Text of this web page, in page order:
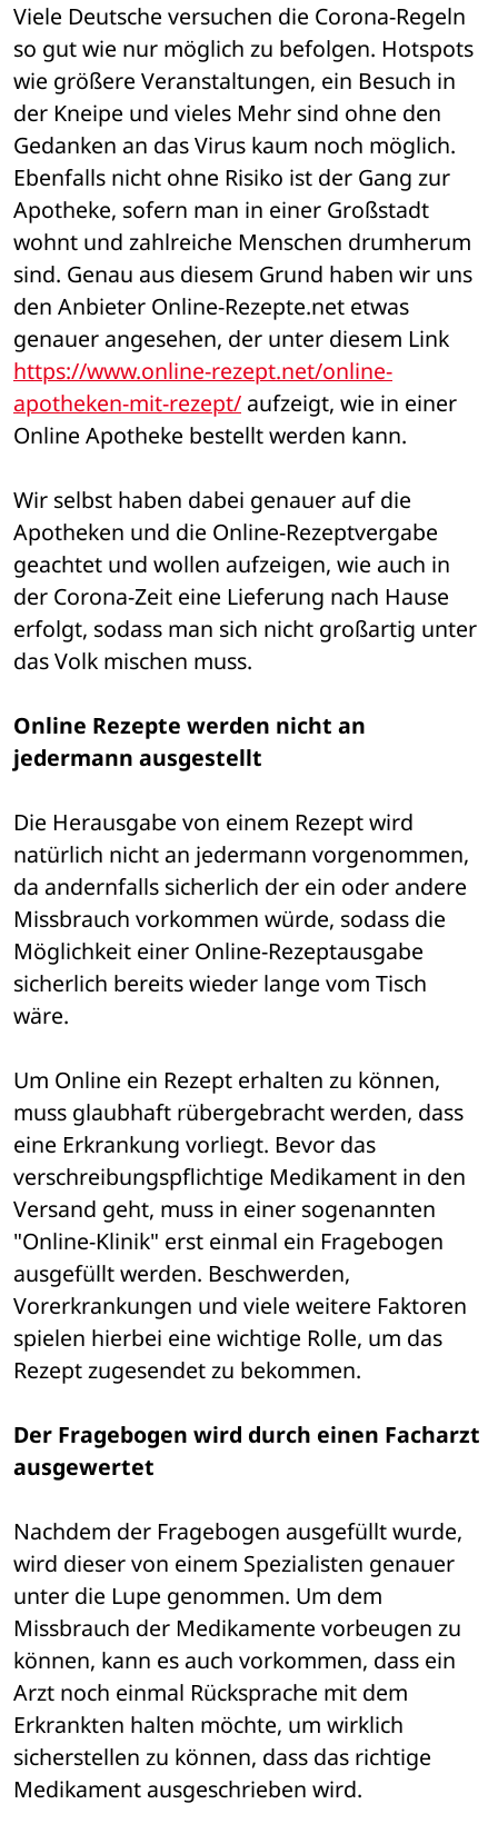
Viele Deutsche versuchen die Corona-Regeln
so gut wie nur möglich zu befolgen. Hotspots
wie größere Veranstaltungen, ein Besuch in
der Kneipe und vieles Mehr sind ohne den
Gedanken an das Virus kaum noch möglich.
Ebenfalls nicht ohne Risiko ist der Gang zur
Apotheke, sofern man in einer Großstadt
wohnt und zahlreiche Menschen drumherum
sind. Genau aus diesem Grund haben wir uns
den Anbieter Online-Rezepte.net etwas
https://www.online-rezept.net/online-
apotheken-mit-rezept/ aufzeigt, wie in einer
Online Apotheke bestellt werden kann.
Wir selbst haben dabei genauer auf die
Apotheken und die Online-Rezeptvergabe
geachtet und wollen aufzeigen, wie auch in
der Corona-Zeit eine Lieferung nach Hause
erfolgt, sodass man sich nicht großartig unter
das Volk mischen muss.
Online Rezepte werden nicht an
jedermann ausgestellt
Die Herausgabe von einem Rezept wird
natürlich nicht an jedermann vorgenommen,
da andernfalls sicherlich der ein oder andere
Missbrauch vorkommen würde, sodass die
Möglichkeit einer Online-Rezeptausgabe
sicherlich bereits wieder lange vom Tisch
wäre.
Um Online ein Rezept erhalten zu können,
muss glaubhaft rübergebracht werden, dass
eine Erkrankung vorliegt. Bevor das
verschreibungspflichtige Medikament in den
Versand geht, muss in einer sogenannten
"Online-Klinik" erst einmal ein Fragebogen
ausgefüllt werden. Beschwerden,
Vorerkrankungen und viele weitere Faktoren
spielen hierbei eine wichtige Rolle, um das
Rezept zugesendet zu bekommen.
Der Fragebogen wird durch einen Facharzt
ausgewertet
Nachdem der Fragebogen ausgefüllt wurde,
wird dieser von einem Spezialisten genauer
unter die Lupe genommen. Um dem
Missbrauch der Medikamente vorbeugen zu
können, kann es auch vorkommen, dass ein
Arzt noch einmal Rücksprache mit dem
Erkrankten halten möchte, um wirklich
sicherstellen zu können, dass das richtige
Medikament ausgeschrieben wird.